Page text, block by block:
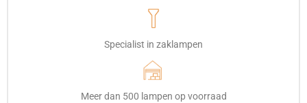
Specialist in zaklampen
Meer dan 500 lampen op voorraad